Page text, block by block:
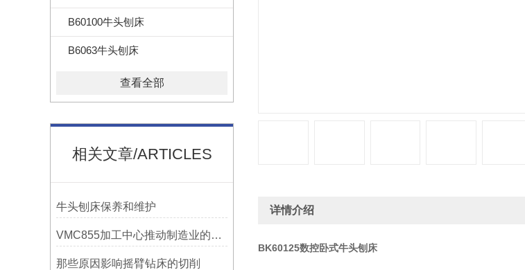
B60100牛头刨床
B6063牛头刨床
查看全部
相关文章/ARTICLES
牛头刨床保养和维护
VMC855加工中心推动制造业的发展
那些原因影响摇臂钻床的切削
详情介绍
BK60125数控卧式牛头刨床